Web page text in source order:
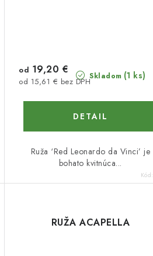
Skladom (1 ks)
od 15,61 € bez DPH
od 19,20 €
DETAIL
Ruža ‘Red Leonardo da Vinci’ je
bohato kvitnúca...
Kód:
RUŽA ACAPELLA